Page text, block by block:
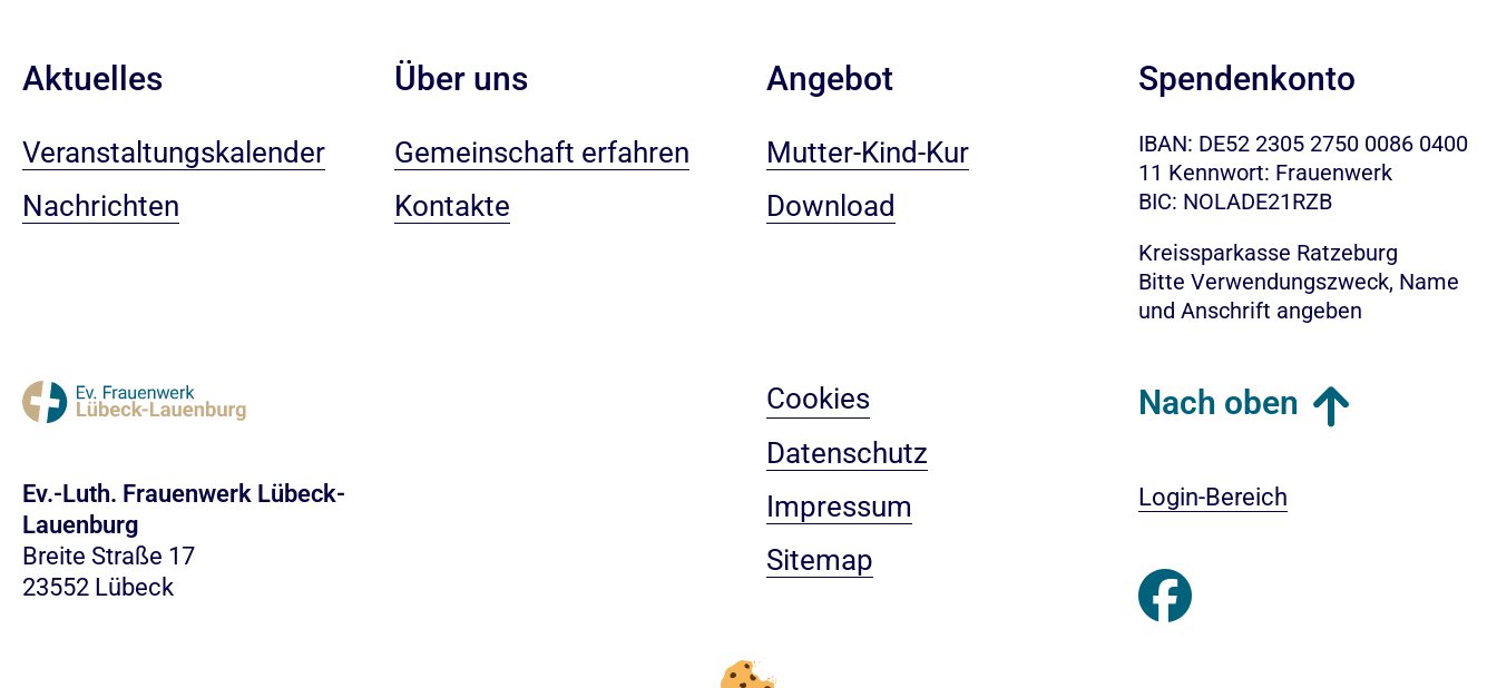
Aktuelles
Veranstaltungskalender
Nachrichten
Über uns
Gemeinschaft erfahren
Kontakte
Angebot
Mutter-Kind-Kur
Download
Spendenkonto
IBAN: DE52 2305 2750 0086 0400
11 Kennwort: Frauenwerk
BIC: NOLADE21RZB
Kreissparkasse Ratzeburg
Bitte Verwendungszweck, Name
und Anschrift angeben
Ev.-Luth. Frauenwerk Lübeck-
Lauenburg
Breite Straße 17
23552 Lübeck
Cookies
Datenschutz
Impressum
Sitemap
Nach oben
Login-Bereich